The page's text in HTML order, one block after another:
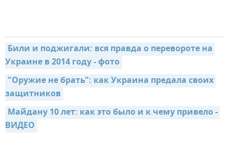
Били и поджигали: вся правда о перевороте на
Украине в 2014 году - фото
"Оружие не брать": как Украина предала своих
защитников
Майдану 10 лет: как это было и к чему привело -
ВИДЕО